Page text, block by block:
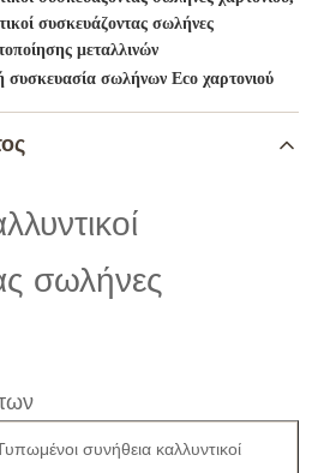
συσκευάζοντας σωλήνες
μεταλλινών
συσκευασία σωλήνων Eco χαρτονιού
σωλήνες
συνήθεια καλλυντικοί